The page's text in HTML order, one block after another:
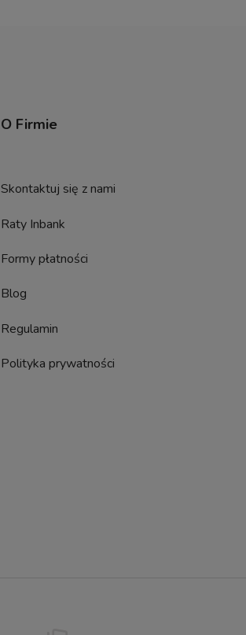
O Firmie
Skontaktuj się z nami
Raty Inbank
Formy płatności
Blog
Regulamin
Polityka prywatności